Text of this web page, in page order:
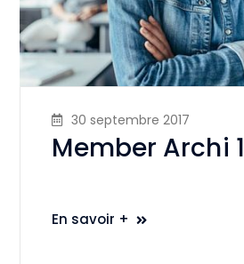
30 septembre 2017
Member Archi 1
En savoir +